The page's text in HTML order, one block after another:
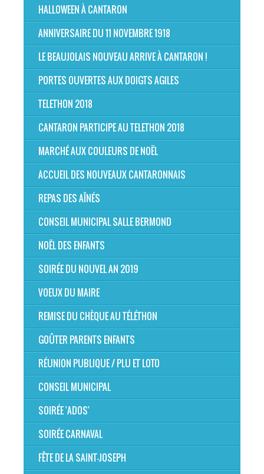
HALLOWEEN À CANTARON
ANNIVERSAIRE DU 11 NOVEMBRE 1918
LE BEAUJOLAIS NOUVEAU ARRIVE À CANTARON !
PORTES OUVERTES AUX DOIGTS AGILES
TELETHON 2018
CANTARON PARTICIPE AU TELETHON 2018
MARCHÉ AUX COULEURS DE NOËL
ACCUEIL DES NOUVEAUX CANTARONNAIS
REPAS DES AÎNÉS
CONSEIL MUNICIPAL SALLE BERMOND
NOËL DES ENFANTS
SOIRÉE DU NOUVEL AN 2019
VOEUX DU MAIRE
REMISE DU CHÈQUE AU TÉLÉTHON
GOÛTER PARENTS ENFANTS
RÉUNION PUBLIQUE / PLU ET LOTO
CONSEIL MUNICIPAL
SOIRÉE 'ADOS'
SOIRÉE CARNAVAL
FÊTE DE LA SAINT-JOSEPH